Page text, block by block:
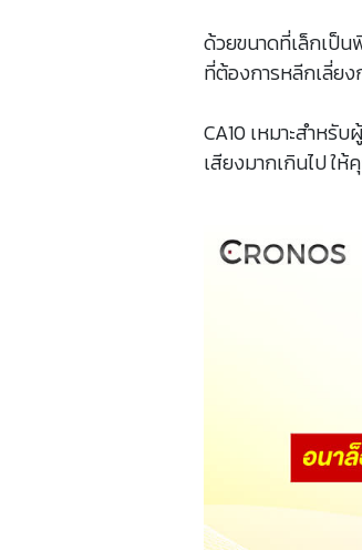
ด้วยขนาดที่เล็กเป็
ที่ต้องการหลีกเลี่ย
CA10 เหมาะสำหรั
เสียงมากเกินไป ใ